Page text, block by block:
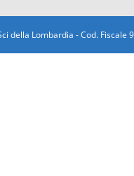
della Lombardia - Cod. Fiscale